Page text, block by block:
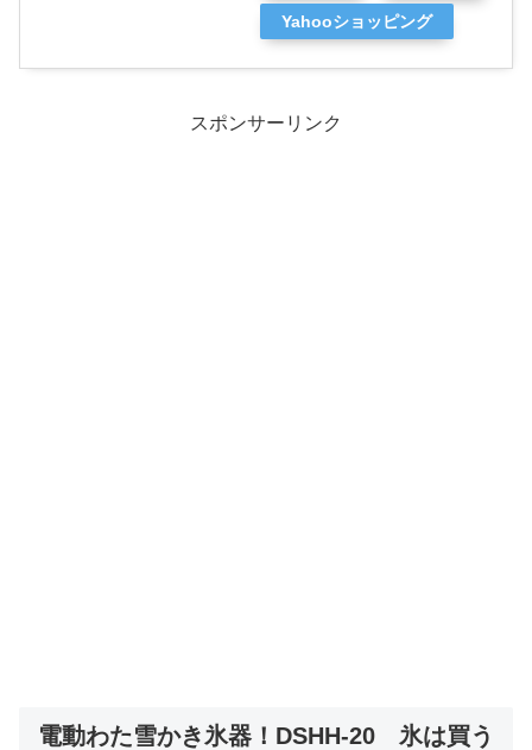
Yahooショッピング
スポンサーリンク
電動わた雪かき氷器！DSHH-20 氷は買う